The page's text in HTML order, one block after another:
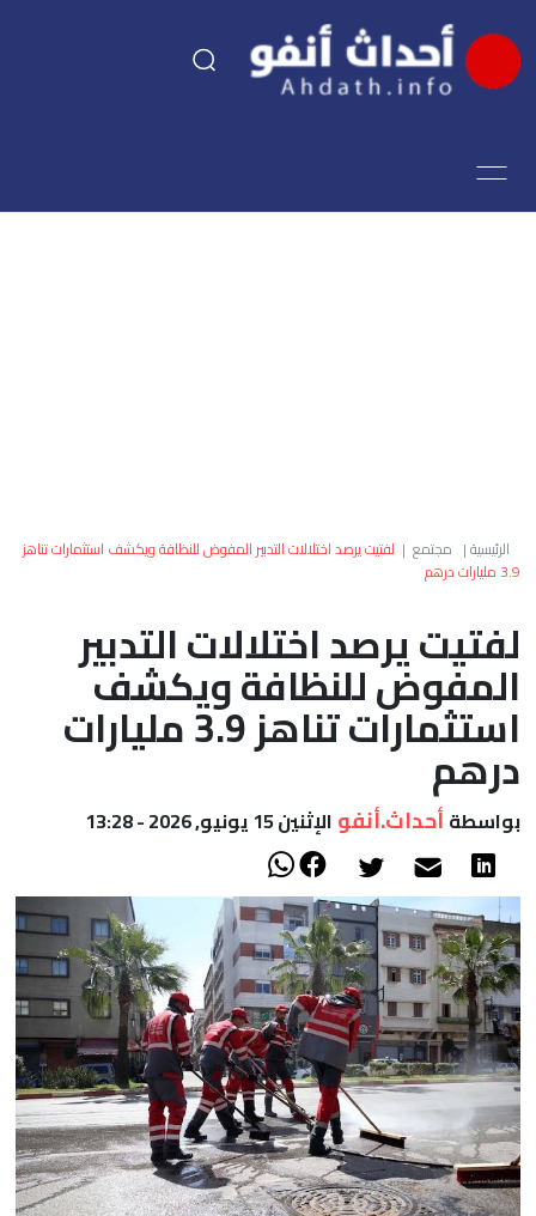
اقتصاد
العالم
الصحراء
الرئيسية| مجتمع | لفتيت يرصد اختلالات التدبير المفوض للنظافة ويكشف استثمارات تناهز
3.9 مليارات درهم
لفتيت يرصد اختلالات التدبير
المفوض للنظافة ويكشف
استثمارات تناهز 3.9 مليارات
درهم
بواسطة أحداث.أنفو الإثنين 15 يونيو, 2026 - 13:28